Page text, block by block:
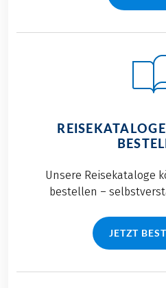
Unsere Reisekataloge
bestellen –
JETZT